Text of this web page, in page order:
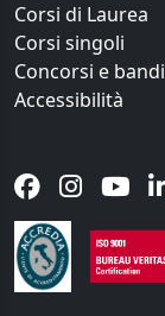
Corsi di Laurea
Corsi singoli
Concorsi e bandi
Accessibilità